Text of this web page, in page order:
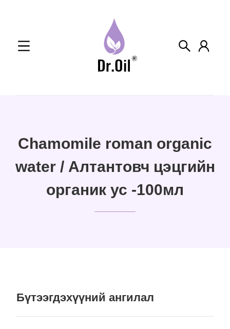
Chamomile roman organic
water / Алтантовч цэцгийн
органик ус -100мл
Бүтээгдэхүүний ангилал